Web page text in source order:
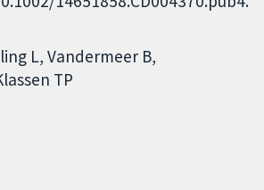
L Vandermeer B
TP